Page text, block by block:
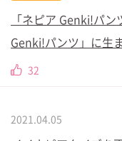
「ネピア Genki!パ
Genki!パンツ」に生
32
2021.04.05